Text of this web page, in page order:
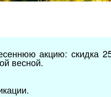
акцию: скидка
весной.